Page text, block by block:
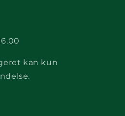
kan kun